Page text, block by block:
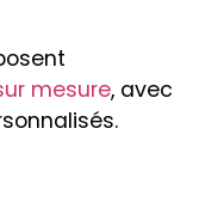
mesure, avec